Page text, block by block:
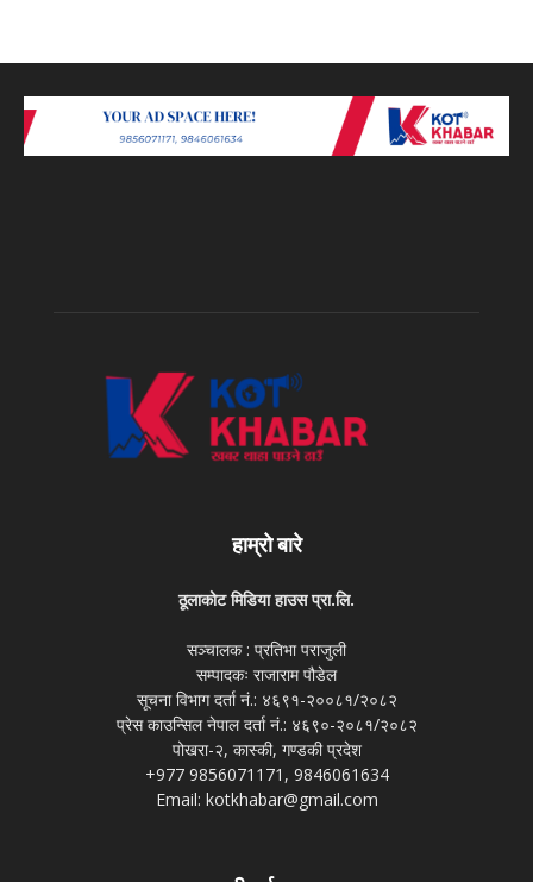
हाम्रो बारे
ठूलाकोट मिडिया हाउस प्रा.लि.
सञ्चालक : प्रतिभा पराजुली
सम्पादकः राजाराम पौडेल
सूचना विभाग दर्ता नं.: ४६९१-२००८१/२०८२
प्रेस काउन्सिल नेपाल दर्ता नं.: ४६९०-२०८१/२०८२
पोखरा-२, कास्की, गण्डकी प्रदेश
+977 9856071171, 9846061634
Email: kotkhabar@gmail.com